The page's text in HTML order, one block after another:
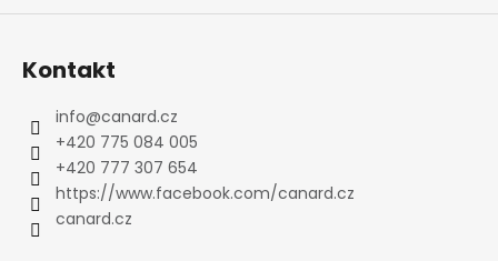
Kontakt
info@canard.cz
+420 775 084 005
+420 777 307 654
https://www.facebook.com/canard.cz
canard.cz